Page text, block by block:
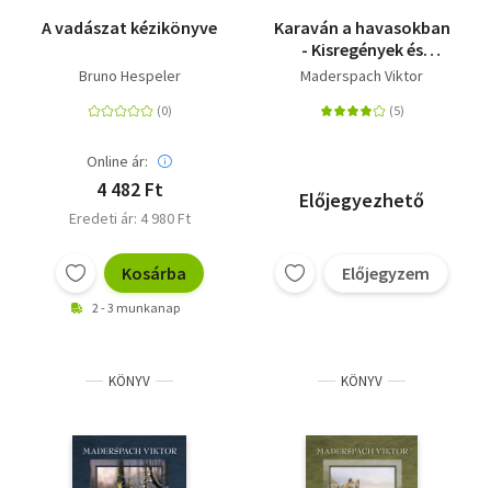
Történelem
Egyéb
A vadászat kézikönyve
Bruno Hespeler
Online ár:
4 482 Ft
Eredeti ár: 4 980 Ft
Kosárba
2 - 3 munkanap
Karaván a havasokban
- Kisregények és
elbeszélések
Maderspach Viktor
Előjegyezhető
Előjegyzem
KÖNYV KÖNYV